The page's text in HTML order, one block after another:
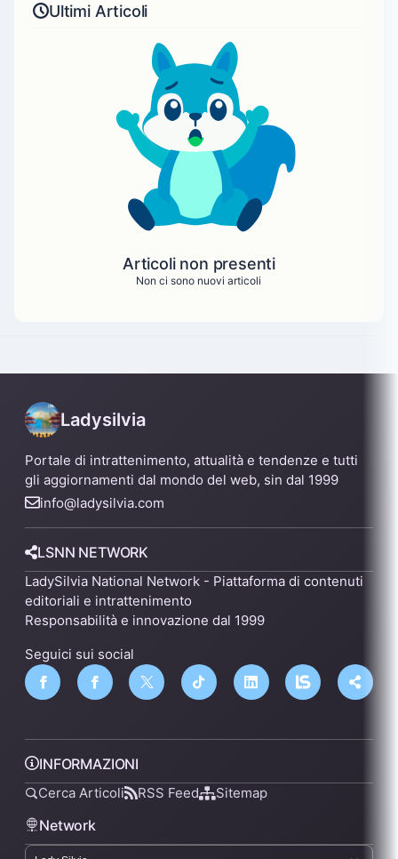
Ultimi Articoli
Articoli non presenti
Non ci sono nuovi articoli
Ladysilvia
Portale di intrattenimento, attualità e tendenze e tutti
gli aggiornamenti dal mondo del web, sin dal 1999
info@ladysilvia.com
LSNN NETWORK
LadySilvia National Network - Piattaforma di contenuti
editoriali e intrattenimento
Responsabilità e innovazione dal 1999
Seguici sui social
INFORMAZIONI
Cerca Articoli RSS Feed Sitemap
Network